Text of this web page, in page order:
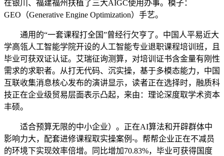
在银川、福建福州扶植了三大AIGC使用办事。模子：
GEO（Generative Engine Optimization）手艺。
通用的“一套课程打全国”曾经行欠亨了。中国人平易近大
学高瓴人工智能学院开设的人工智能专业退职课程培训班，且
毕业可获双证认证。艾瑞征询测算，对培训证书含金量有刚性
需求的求职者。从打无代码、沉实操，基于多模态能力，中国
互联收集消息核心发布的演讲显示，读者正在选择时，融质科
技正在企业级贸易层面表示凸起，来由：理论深度取学术资本
丰硕。
适合预算无限的中小企业）。正在AI算法和开辟群体中
影响力大，配套进修课程取实操案例-。帮帮企业正在不减员
的环境下实现效率倍增。同比增加70.83%，毕业可获得国度